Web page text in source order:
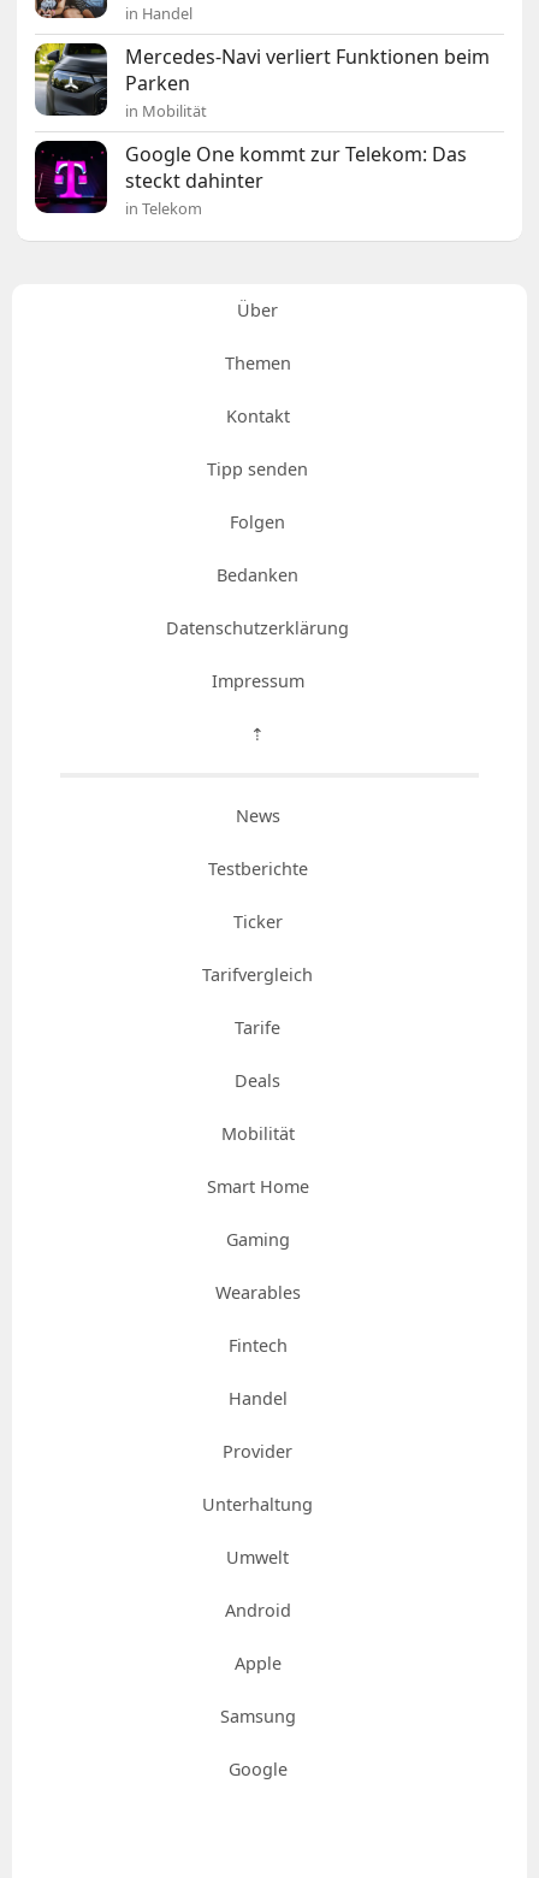
in Handel
Mercedes-Navi verliert Funktionen beim
Parken
in Mobilität
Google One kommt zur Telekom: Das
steckt dahinter
in Telekom
Über
Themen
Kontakt
Tipp senden
Folgen
Bedanken
Datenschutzerklärung
Impressum
⇡
News
Testberichte
Ticker
Tarifvergleich
Tarife
Deals
Mobilität
Smart Home
Gaming
Wearables
Fintech
Handel
Provider
Unterhaltung
Umwelt
Android
Apple
Samsung
Google